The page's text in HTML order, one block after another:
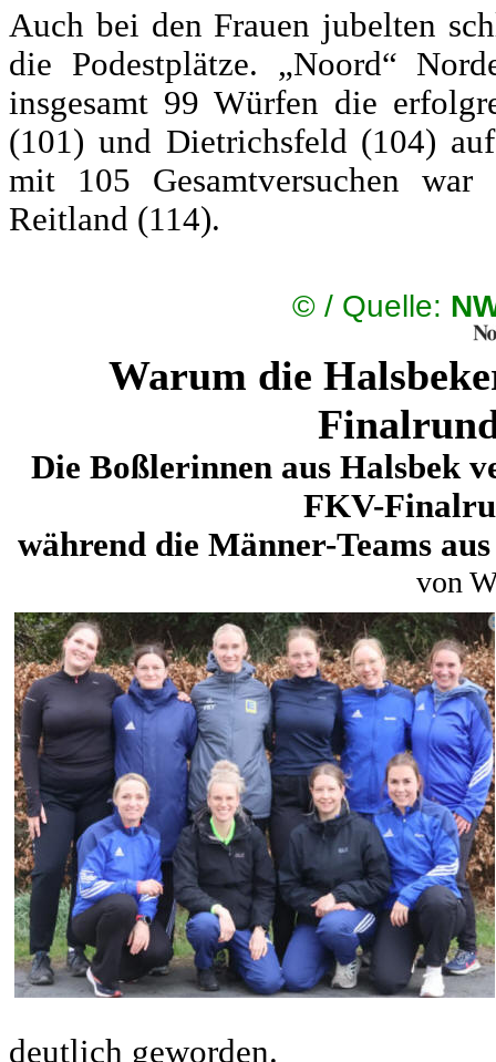
Auch bei den Frauen jubelten
die Podestplätze. „Noord“
insgesamt 99 Würfen die
(101) und Dietrichsfeld (104)
mit 105 Gesamtversuchen
Reitland (114).
© / Quelle:
Warum die
Die Boßlerinnen aus Halsbek
FKV-
während die Männer-Teams
von
deutlich geworden.